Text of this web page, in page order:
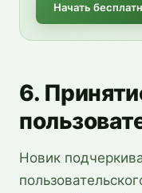
Начать
6.
Новик